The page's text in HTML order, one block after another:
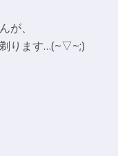
が、
剃ります…(~▽~;)